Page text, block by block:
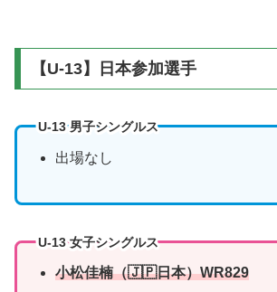
【U-13】日本参加選手
U-13 男子シングルス
出場なし
U-13 女子シングルス
小松佳楠（🇯🇵日本）WR829